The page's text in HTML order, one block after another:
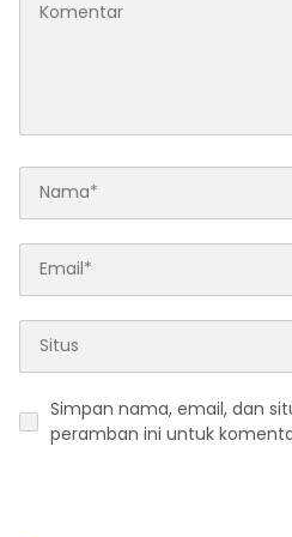
Simpan nama, email, dan
peramban ini untuk